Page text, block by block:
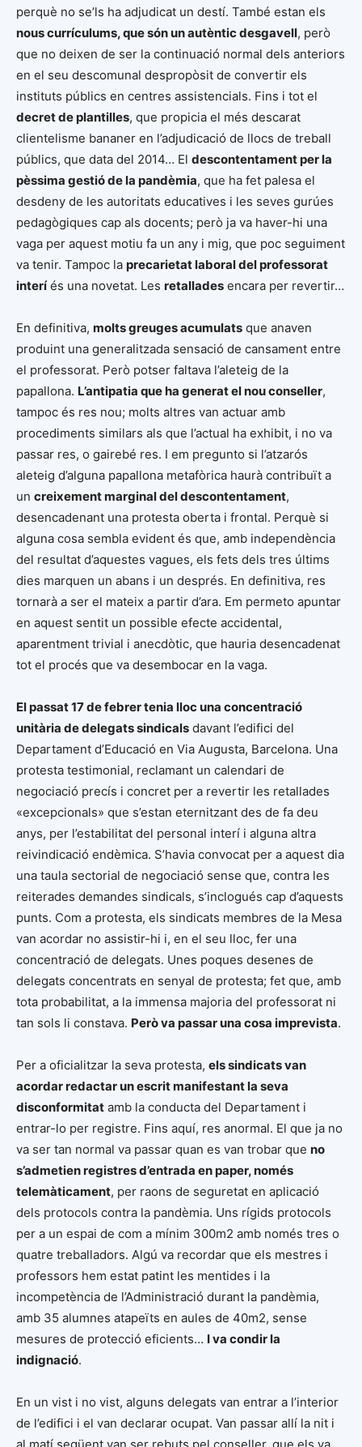
perquè no se’ls ha adjudicat un destí. També estan els
nous currículums, que són un autèntic desgavell, però
que no deixen de ser la continuació normal dels anteriors
en el seu descomunal despropòsit de convertir els
instituts públics en centres assistencials. Fins i tot el
decret de plantilles, que propicia el més descarat
clientelisme bananer en l’adjudicació de llocs de treball
públics, que data del 2014… El descontentament per la
pèssima gestió de la pandèmia, que ha fet palesa el
desdeny de les autoritats educatives i les seves gurúes
pedagògiques cap als docents; però ja va haver-hi una
vaga per aquest motiu fa un any i mig, que poc seguiment
va tenir. Tampoc la precarietat laboral del professorat
interíés una novetat. Les retallades encara per revertir…
En definitiva, molts greuges acumulats que anaven
produint una generalitzada sensació de cansament entre
el professorat. Però potser faltava l’aleteig de la
papallona. L’antipatia que ha generat el nou conseller,
tampoc és res nou; molts altres van actuar amb
procediments similars als que l’actual ha exhibit, i no va
passar res, o gairebé res. I em pregunto si l’atzarós
aleteig d’alguna papallona metafòrica haurà contribuït a
un creixement marginal del descontentament,
desencadenant una protesta oberta i frontal. Perquè si
alguna cosa sembla evident és que, amb independència
del resultat d’aquestes vagues, els fets dels tres últims
dies marquen un abans i un després. En definitiva, res
tornarà a ser el mateix a partir d’ara. Em permeto apuntar
en aquest sentit un possible efecte accidental,
aparentment trivial i anecdòtic, que hauria desencadenat
tot el procés que va desembocar en la vaga.
El passat 17 de febrer tenia lloc una concentració
unitària de delegats sindicals davant l’edifici del
Departament d’Educació en Via Augusta, Barcelona. Una
protesta testimonial, reclamant un calendari de
negociació precís i concret per a revertir les retallades
«excepcionals» que s’estan eternitzant des de fa deu
anys, per l’estabilitat del personal interí i alguna altra
reivindicació endèmica. S’havia convocat per a aquest dia
una taula sectorial de negociació sense que, contra les
reiterades demandes sindicals, s’inclogués cap d’aquests
punts. Com a protesta, els sindicats membres de la Mesa
van acordar no assistir-hi i, en el seu lloc, fer una
concentració de delegats. Unes poques desenes de
delegats concentrats en senyal de protesta; fet que, amb
tota probabilitat, a la immensa majoria del professorat ni
tan sols li constava. Però va passar una cosa imprevista.
Per a oficialitzar la seva protesta, els sindicats van
acordar redactar un escrit manifestant la seva
disconformitat amb la conducta del Departament i
entrar-lo per registre. Fins aquí, res anormal. El que ja no
va ser tan normal va passar quan es van trobar que no
s’admetien registres d’entrada en paper, només
telemàticament, per raons de seguretat en aplicació
dels protocols contra la pandèmia. Uns rígids protocols
per a un espai de com a mínim 300m2 amb només tres o
quatre treballadors. Algú va recordar que els mestres i
professors hem estat patint les mentides i la
incompetència de l’Administració durant la pandèmia,
amb 35 alumnes atapeïts en aules de 40m2, sense
mesures de protecció eficients… I va condir la
indignació.
En un vist i no vist, alguns delegats van entrar a l’interior
de l’edifici i el van declarar ocupat. Van passar allí la nit i